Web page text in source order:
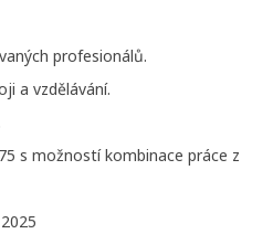
profesionálů.
a vzdělávání.
s možností kombinace práce z